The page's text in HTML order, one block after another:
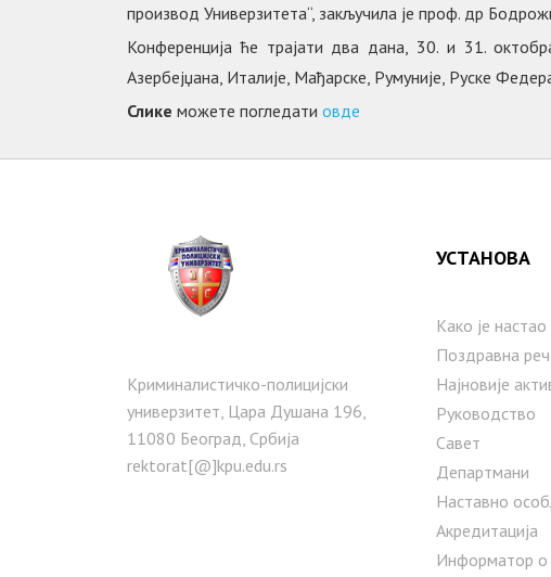
производ Универзитета“, закључила је проф. др
Конференција ће трајати два дана, 30. и 31.
Азербејџана, Италије, Мађарске, Румуније, Руске
Слике можете погледати овде
Криминалистичко-полицијски
универзитет, Цара Душана 196,
11080 Београд, Србија
rektorat[@]kpu.edu.rs
УСТАНОВА
Како је
Поздравна
Најновије
Руководство
Савет
Департмани
Наставно
Акредитација
Информатор о